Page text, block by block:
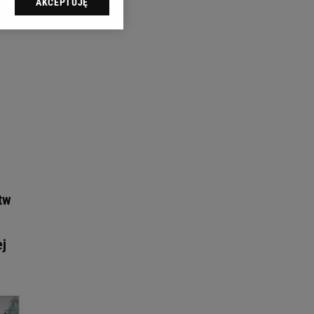
sp. z o.o., jej
swoje preferencje
reklam i treści,